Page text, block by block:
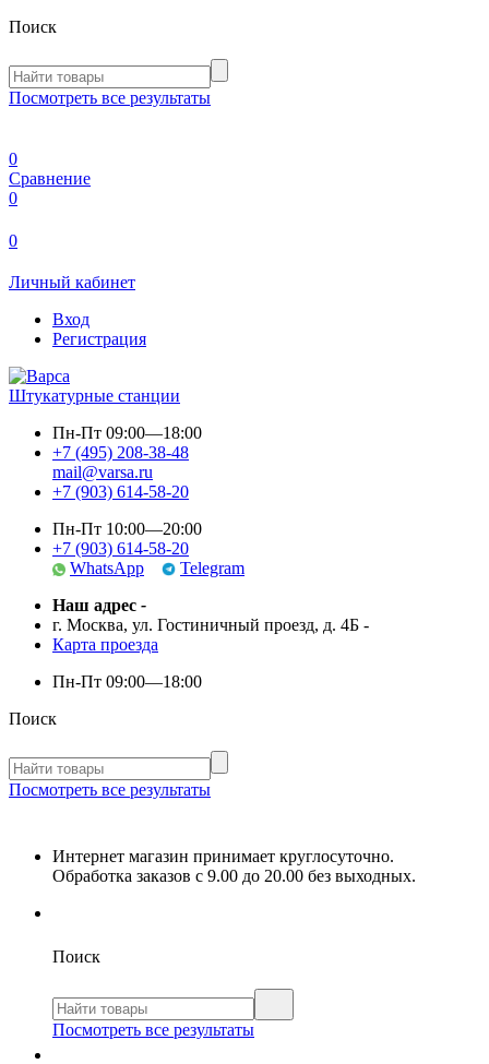
Поиск
Посмотреть все результаты
0
Сравнение
0
0
Личный кабинет
Вход
Регистрация
Штукатурные станции
Пн-Пт 09:00—18:00
+7 (495) 208-38-48
mail@varsa.ru
+7 (903) 614-58-20
Пн-Пт 10:00—20:00
+7 (903) 614-58-20
WhatsApp
Telegram
Наш адрес -
г. Москва, ул. Гостиничный проезд, д. 4Б -
Карта проезда
Пн-Пт 09:00—18:00
Поиск
Посмотреть все результаты
Интернет магазин принимает круглосуточно.
Обработка заказов с 9.00 до 20.00 без выходных.
Поиск
Посмотреть все результаты